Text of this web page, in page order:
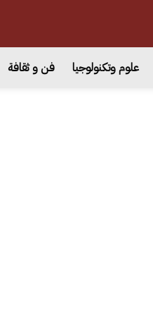
علوم وتكنولوجيا فن و ثقافة